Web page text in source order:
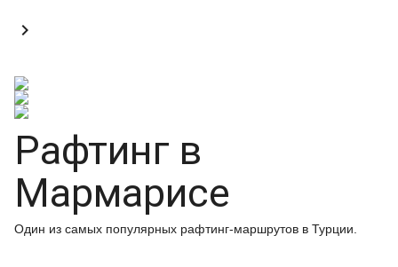

Рафтинг в
Мармарисе
Один из самых популярных рафтинг-маршрутов в Турции.